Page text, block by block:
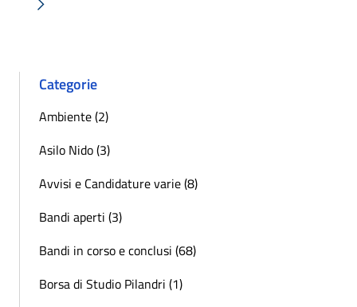
Successiva »
Categorie
Ambiente (2)
Asilo Nido (3)
Avvisi e Candidature varie (8)
Bandi aperti (3)
Bandi in corso e conclusi (68)
Borsa di Studio Pilandri (1)